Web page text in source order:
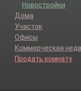
Новостройки
Дома
Участок
Офисы
Коммерческая
Продать комнату